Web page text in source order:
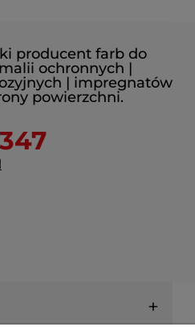
producent farb do
ochronnych |
| impregnatów
powierzchni.